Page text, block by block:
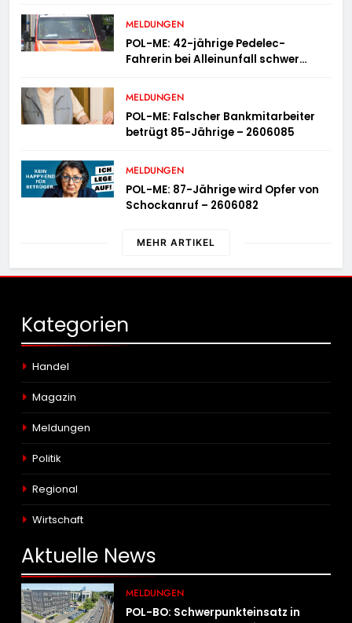
MELDUNGEN
POL-ME: 42-jährige Pedelec-
Fahrerin bei Alleinunfall schwer
MELDUNGEN
POL-ME: Falscher Bankmitarbeiter
betrügt 85-Jährige – 2606085
MELDUNGEN
POL-ME: 87-Jährige wird Opfer von
Schockanruf – 2606082
MEHR ARTIKEL
Kategorien
Handel
Magazin
Meldungen
Politik
Regional
Wirtschaft
Aktuelle News
MELDUNGEN
POL-BO: Schwerpunkteinsatz in